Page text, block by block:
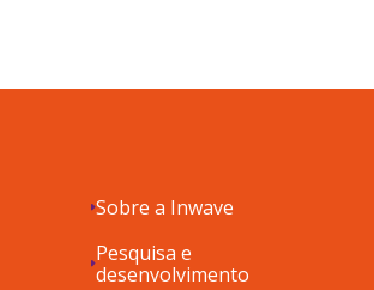
Sobre a Inwave
Pesquisa e
desenvolvimento